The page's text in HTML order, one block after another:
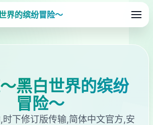
界的缤纷冒险～
黑白世界的缤纷
冒险～
时下修订版传输,简体中文官方,安